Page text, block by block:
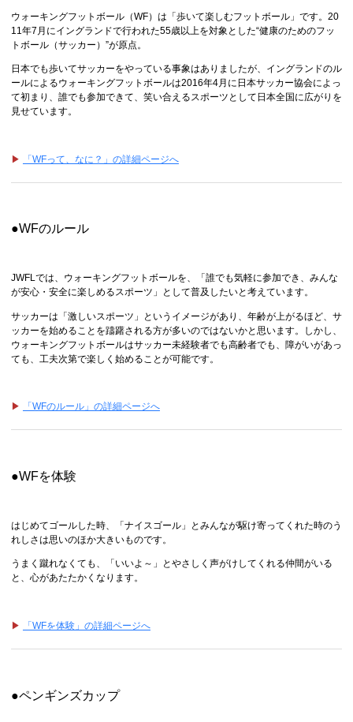
ウォーキングフットボール（WF） は「歩いて楽しむフットボール」です。20
11年7月にイングランドで行われた55歳以上を対象とした“健康のためのフッ
トボール（サッカー）”が原点。
日本でも歩いてサッカーをやっている事象はありましたが、イングランドのル
ールによるウォーキングフットボールは2016年4月に日本サッカー協会によっ
て初まり、誰でも参加できて、笑い合えるスポーツとして日本全国に広がりを
見せています。
▶ 「WFって、なに？」の詳細ページへ
●WFのルール
JWFLでは、ウォーキングフットボールを、「誰でも気軽に参加でき、みんな
が安心・安全に楽しめるスポーツ」として普及したいと考えています。
サッカーは「激しいスポーツ」というイメージがあり、年齢が上がるほど、サ
ッカーを始めることを躊躇される方が多いのではないかと思います。しかし、
ウォーキングフットボールはサッカー未経験者でも高齢者でも、障がいがあっ
ても、工夫次第で楽しく始めることが可能です。
▶ 「WFのルール」の詳細ページへ
●WFを体験
はじめてゴールした時、「ナイスゴール」とみんなが駆け寄ってくれた時のう
れしさは思いのほか大きいものです。
うまく蹴れなくても、「いいよ～」とやさしく声がけしてくれる仲間がいる
と、心があたたかくなります。
▶ 「WFを体験」の詳細ページへ
●ペンギンズカップ